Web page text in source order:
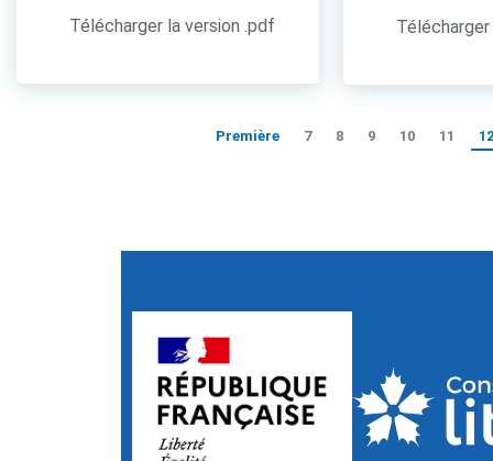
Télécharger la version .pdf
Première 7 8 9 10 11 12